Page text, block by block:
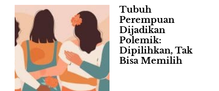
Tubuh
Perempuan
Dijadikan
Polemik:
Dipilihkan, Tak
Bisa Memilih